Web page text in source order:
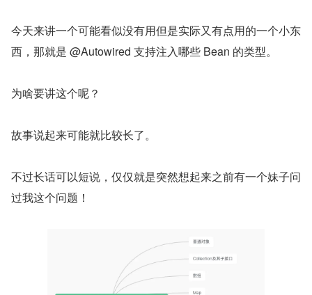
今天来讲一个可能看似没有用但是实际又有点用的一个小东
西，那就是 @Autowired 支持注入哪些 Bean 的类型。
为啥要讲这个呢？
故事说起来可能就比较长了。
不过长话可以短说，仅仅就是突然想起来之前有一个妹子问
过我这个问题！